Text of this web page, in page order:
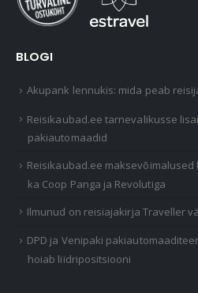
BLOGI
Akupank lennukis: mida peab
Reisikaubad.ee tarnevalikusse
pakiautomaadid
Reisikaubad.ee
ka Coop Panga ja Revolutiga
Ilmunud on reisiajakirja Traveller
DPD ja Venipaki
hoiab liidripositsiooni